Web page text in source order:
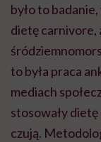
było to
dietę carnivore,
to była praca
mediach
stosowały dietę
czują.